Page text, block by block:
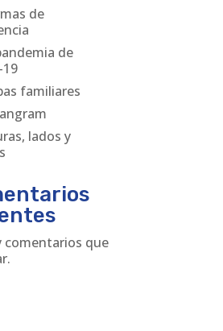
de
de
19
familiares
lados y
comentarios que